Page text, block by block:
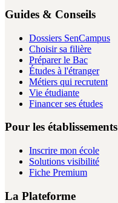
Guides & Conseils
Dossiers SenCampus
Choisir sa filière
Préparer le Bac
Études à l'étranger
Métiers qui recrutent
Vie étudiante
Financer ses études
Pour les établissements
Inscrire mon école
Solutions visibilité
Fiche Premium
La Plateforme